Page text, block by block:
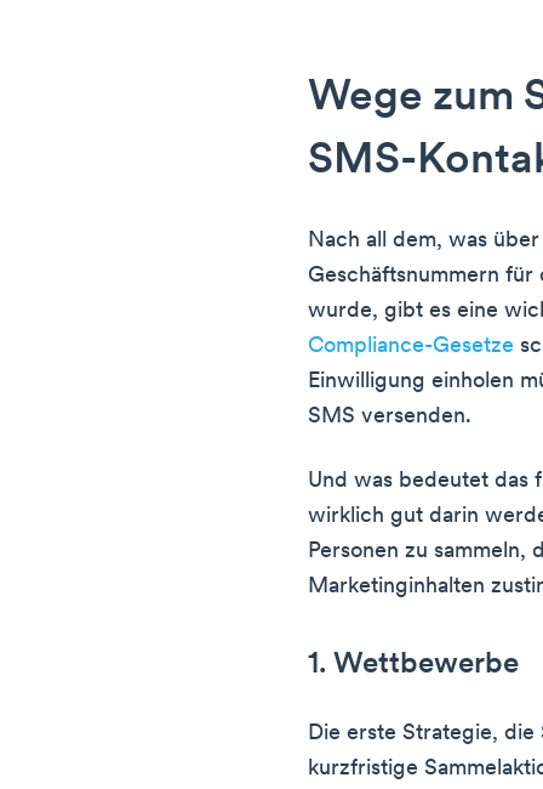
Wege zum
SMS-
Nach all dem, was
Geschäftsnummern
wurde, gibt es eine
Compliance-Gesetze
Einwilligung einholen
SMS versenden.
Und was bedeutet das
wirklich gut darin
Personen zu sammeln,
Marketinginhalten
1. Wettbewerbe
Die erste Strategie, die
kurzfristige